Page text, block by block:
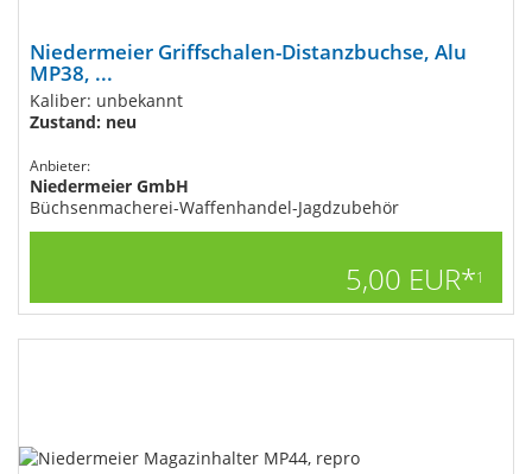
Niedermeier Griffschalen-Distanzbuchse, Alu
MP38, ...
Kaliber: unbekannt
Zustand: neu
Anbieter:
Niedermeier GmbH
Büchsenmacherei-Waffenhandel-Jagdzubehör
5,00 EUR*1